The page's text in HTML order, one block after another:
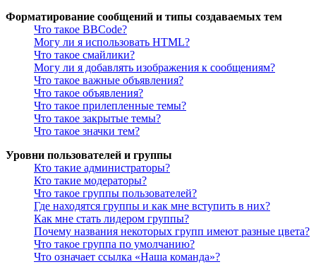
Форматирование сообщений и типы создаваемых тем
Что такое BBCode?
Могу ли я использовать HTML?
Что такое смайлики?
Могу ли я добавлять изображения к сообщениям?
Что такое важные объявления?
Что такое объявления?
Что такое прилепленные темы?
Что такое закрытые темы?
Что такое значки тем?
Уровни пользователей и группы
Кто такие администраторы?
Кто такие модераторы?
Что такое группы пользователей?
Где находятся группы и как мне вступить в них?
Как мне стать лидером группы?
Почему названия некоторых групп имеют разные цвета?
Что такое группа по умолчанию?
Что означает ссылка «Наша команда»?